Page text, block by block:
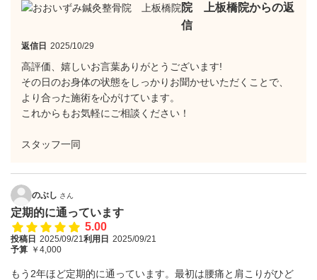
院 上板橋院からの返
信
返信日 2025/10/29
高評価、嬉しいお言葉ありがとうございます!
その日のお身体の状態をしっかりお聞かせいただくことで、
より合った施術を心がけています。
これからもお気軽にご相談ください！
スタッフ一同
のぶし さん
定期的に通っています
5.00
投稿日 2025/09/21利用日 2025/09/21
予算 ￥4,000
もう2年ほど定期的に通っています。最初は腰痛と肩こりがひど